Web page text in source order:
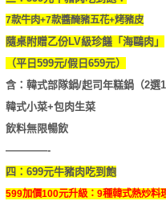
7款牛肉+7款醬醃豬五花+烤豬皮
隨桌附贈乙份LV級珍饈「海鷗肉」
（平日599元/假日659元）
含：韓式部隊鍋/起司年糕鍋（2選1
韓式小菜+包肉生菜
飲料無限暢飲
————-
四：699元牛豬肉吃到飽
599加價100元升級：9種韓式熱炒料